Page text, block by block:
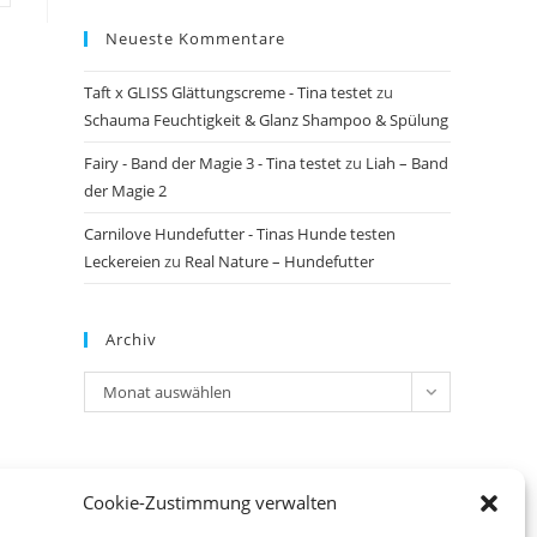
Cookie-Zustimmung verwalten
Neueste Kommentare
Taft x GLISS Glättungscreme - Tina testetzu
Schauma Feuchtigkeit & Glanz Shampoo & Spülung
Fairy - Band der Magie 3 - Tina testetzu Liah – Band
der Magie 2
Carnilove Hundefutter - Tinas Hunde testen
Leckereien zu Real Nature – Hundefutter
Archiv
Archiv
Monat auswählen